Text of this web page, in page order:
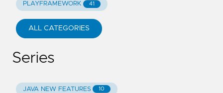
PLAYFRAMEWORK 41
ALL CATEGORIES
Series
JAVA NEW FEATURES 10